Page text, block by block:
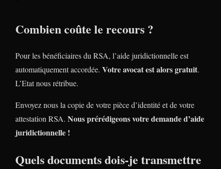
Combien coûte le recours ?
Pour les bénéficiaires du RSA, l’aide juridictionnelle est
automatiquement accordée. Votre avocat est alors gratuit.
L’Etat nous rétribue.
Envoyez nous la copie de votre pièce d’identité et de votre
attestation RSA. Nous prérédigeons votre demande d’aide
juridictionnelle !
Quels documents dois-je transmettre